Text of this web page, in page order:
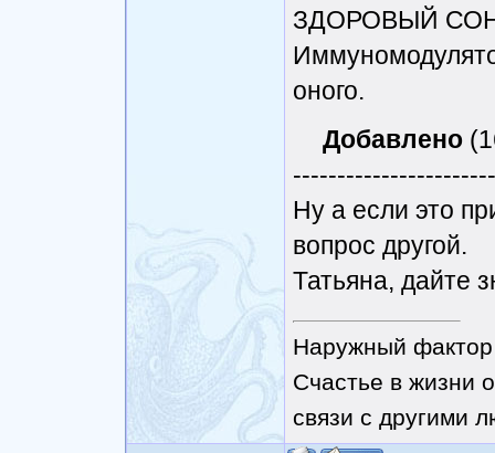
ЗДОРОВЫЙ
оного.
Добавлено
Ну а если это
вопрос другой.
Татьяна, дайте
Наружный фактор
Счастье в жизни
связи с другими